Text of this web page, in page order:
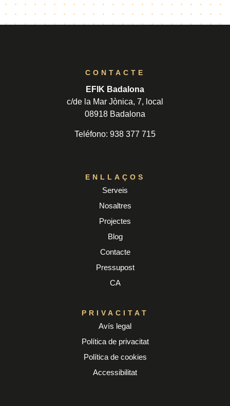
CONTACTE
EFIK Badalona
c/de la Mar Jònica, 7, local
08918 Badalona
Teléfono: 938 377 715
ENLLAÇOS
Serveis
Nosaltres
Projectes
Blog
Contacte
Pressupost
CA
PRIVACITAT
Avís legal
Política de privacitat
Política de cookies
Accessibilitat